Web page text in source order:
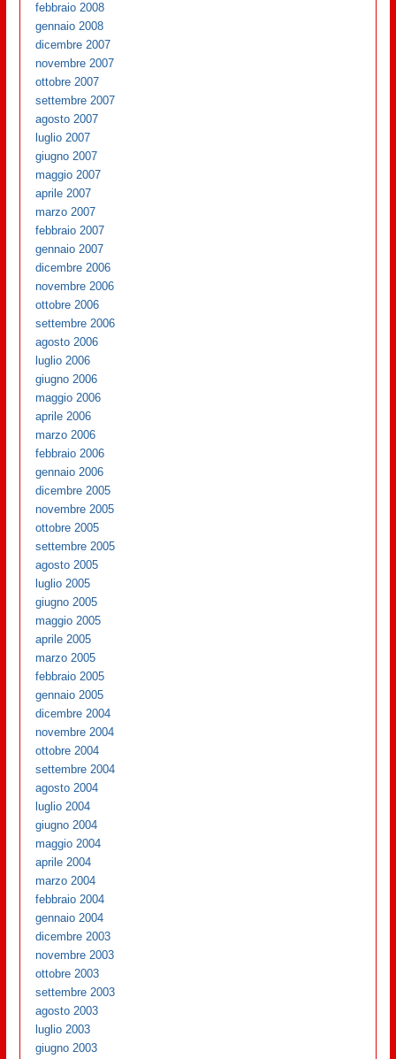
febbraio 2008
gennaio 2008
dicembre 2007
novembre 2007
ottobre 2007
settembre 2007
agosto 2007
luglio 2007
giugno 2007
maggio 2007
aprile 2007
marzo 2007
febbraio 2007
gennaio 2007
dicembre 2006
novembre 2006
ottobre 2006
settembre 2006
agosto 2006
luglio 2006
giugno 2006
maggio 2006
aprile 2006
marzo 2006
febbraio 2006
gennaio 2006
dicembre 2005
novembre 2005
ottobre 2005
settembre 2005
agosto 2005
luglio 2005
giugno 2005
maggio 2005
aprile 2005
marzo 2005
febbraio 2005
gennaio 2005
dicembre 2004
novembre 2004
ottobre 2004
settembre 2004
agosto 2004
luglio 2004
giugno 2004
maggio 2004
aprile 2004
marzo 2004
febbraio 2004
gennaio 2004
dicembre 2003
novembre 2003
ottobre 2003
settembre 2003
agosto 2003
luglio 2003
giugno 2003